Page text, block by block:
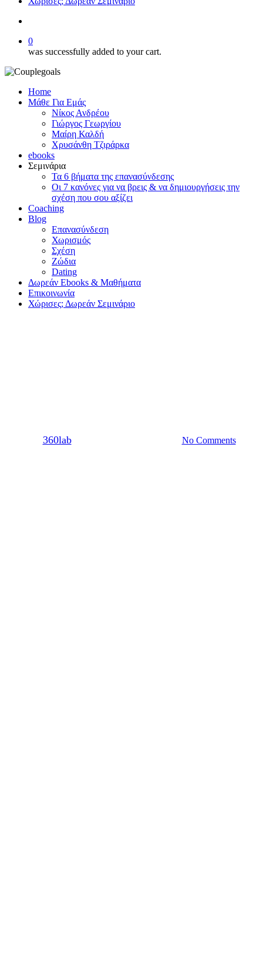
0
was successfully added to your cart.
Home
Μάθε Για Εμάς
Νίκος Ανδρέου
Γιώργος Γεωργίου
Μαίρη Καλδή
Χρυσάνθη Τζιράρκα
ebooks
Σεμινάρια
Τα 6 βήματα της επανασύνδεσης
Οι 7 κανόνες για να βρεις & να δημιουργήσεις την
σχέση που σου αξίζει
Coaching
Blog
Επανασύνδεση
Χωρισμός
Σχέση
Ζώδια
Dating
Δωρεάν Ebooks & Μαθήματα
Επικοινωνία
Χώρισες; Δωρεάν Σεμινάριο
360lab07/07/2021 No Comments